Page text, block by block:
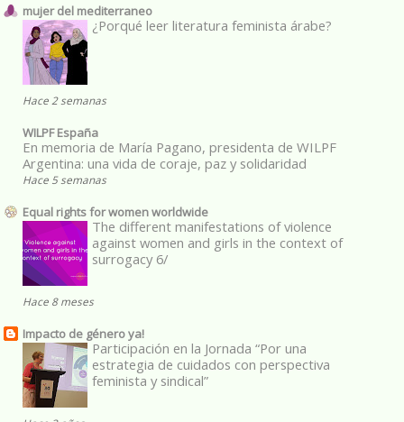
mujer del mediterraneo
¿Porqué leer literatura feminista árabe?
Hace 2 semanas
WILPF España
En memoria de María Pagano, presidenta de WILPF
Argentina: una vida de coraje, paz y solidaridad
Hace 5 semanas
Equal rights for women worldwide
The different manifestations of violence
against women and girls in the context of
surrogacy 6/
Hace 8 meses
Impacto de género ya!
Participación en la Jornada “Por una
estrategia de cuidados con perspectiva
feminista y sindical”